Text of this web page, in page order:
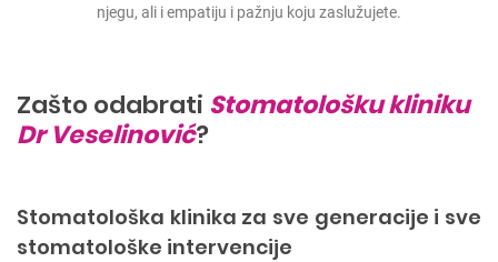
njegu, ali i empatiju i pažnju koju zaslužujete.
Zašto odabrati Stomatološku kliniku
Dr Veselinović?
Stomatološka klinika za sve generacije i sve
stomatološke intervencije